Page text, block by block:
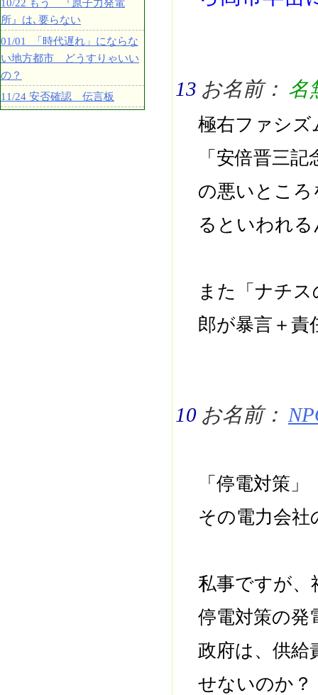
13 お名前： 名
極右ファシズ
「安倍晋三
の悪いとこ
るといわれ
また「ナチ
郎が暴言＋責
10 お名前：
「停電対策
その電力会
私事ですが、
停電対策の発
政府は、供給
せないのか？
10/22 もう 『原子力発電
所』は､要らない
01/01 「時代遅れ」にならな
い地方都市 どうすりゃいい
の？
11/24 安否確認 伝言板